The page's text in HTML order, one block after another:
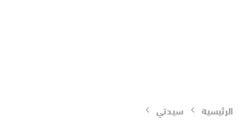
الرئيسية سيدتي